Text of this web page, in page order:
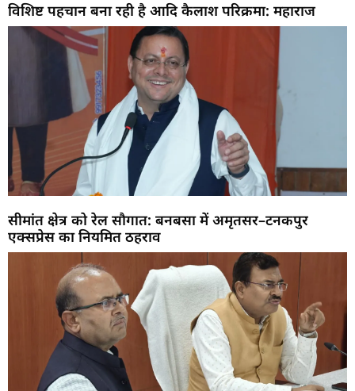
विशिष्ट पहचान बना रही है आदि कैलाश परिक्रमा: महाराज
सीमांत क्षेत्र को रेल सौगात: बनबसा में अमृतसर–टनकपुर
एक्सप्रेस का नियमित ठहराव